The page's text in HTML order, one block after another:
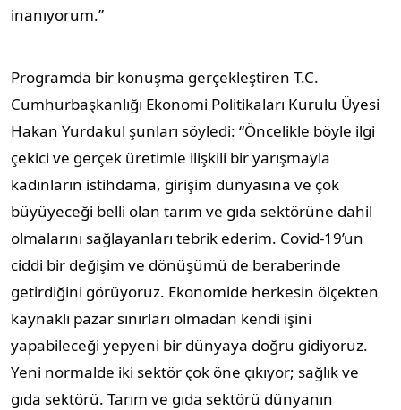
inanıyorum.”
Programda bir konuşma gerçekleştiren T.C.
Cumhurbaşkanlığı Ekonomi Politikaları Kurulu Üyesi
Hakan Yurdakul şunları söyledi: “Öncelikle böyle ilgi
çekici ve gerçek üretimle ilişkili bir yarışmayla
kadınların istihdama, girişim dünyasına ve çok
büyüyeceği belli olan tarım ve gıda sektörüne dahil
olmalarını sağlayanları tebrik ederim. Covid-19’un
ciddi bir değişim ve dönüşümü de beraberinde
getirdiğini görüyoruz. Ekonomide herkesin ölçekten
kaynaklı pazar sınırları olmadan kendi işini
yapabileceği yepyeni bir dünyaya doğru gidiyoruz.
Yeni normalde iki sektör çok öne çıkıyor; sağlık ve
gıda sektörü. Tarım ve gıda sektörü dünyanın